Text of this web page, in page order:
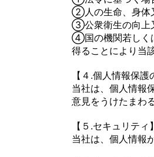
②人の生命、身体
③公衆衛生の向上
④国の機関若しく
得ることにより当
【４.個人情報保護
当社は、個人情報
意見をうけたまわ
【５.セキュリティ】
当社は、個人情報